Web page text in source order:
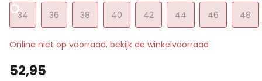
34
36 38 40 42 44 46 48
Online niet op voorraad, bekijk de winkelvoorraad
52,95